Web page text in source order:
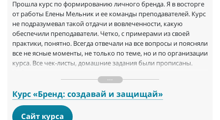
Прошла курс по формированию личного бренда. Я в восторге
от работы Елены Мельник и ее команды преподавателей. Курс
не подразумевал такой отдачи и вовлеченности, какую
обеспечили преподаватели. Четко, с примерами из своей
практики, понятно. Всегда отвечали на все вопросы и поясняли
все не ясные моменты, не только по теме, но и по организации
курса. Все чек-листы, домашние задания были прописаны.
понятно, для облегчения жизни слушателям)) Презентации и
видео к каждому уроку можно было пересмотреть и задать
вопросы, на которые преподаватели всегда старались
ответить в чате или на обучающей платформе. Большая
Курс «Бренд: создавай и защищай»
Сайт курса